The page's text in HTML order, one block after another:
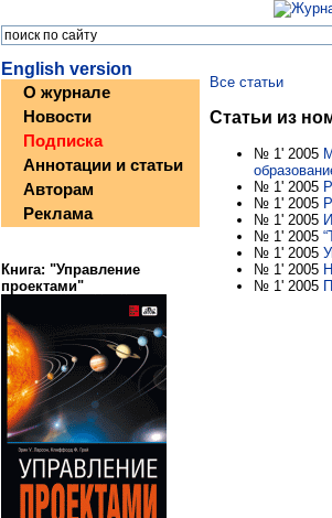
English version
О журнале
Новости
Подписка
Аннотации и статьи
Авторам
Реклама
Книга: "Управление
проектами"
Все статьи
Статьи из
№ 1' 2005
№ 1' 2005
№ 1' 2005
№ 1' 2005
№ 1' 2005
№ 1' 2005
№ 1' 2005
№ 1' 2005